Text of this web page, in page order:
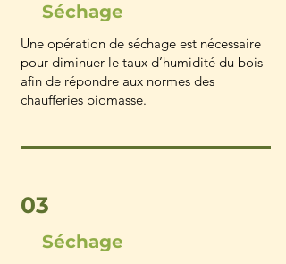
Séchage
Une opération de séchage est nécessaire
pour diminuer le taux d’humidité du bois
afin de répondre aux normes des
chaufferies biomasse.
03
Séchage